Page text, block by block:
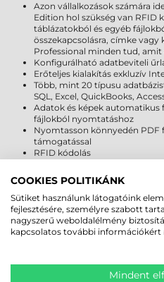
Azon vállalkozások számára
Edition hol szükség van RFID
táblázatokból és egyéb
összekapcsolásra, címke vagy
Professional minden tud, amit
Konfigurálható adatbeviteli
Erőteljes kialakítás exkluzív
Több, mint 20 típusu
SQL, Excel, QuickBooks,
Adatok és képek automatikus
fájlokból nyomtatáshoz
Nyomtasson könnyedén
támogatással
RFID kódolás
Korlátlan számú címke
támogatása
MEGBÍZHAT
COOKIES POLITIKÁNK
Sütiket használunk látogatóink
fejlesztésére, személyre szabott
nagyszerű weboldalélmény
kapcsolatos további információkért
Mindent